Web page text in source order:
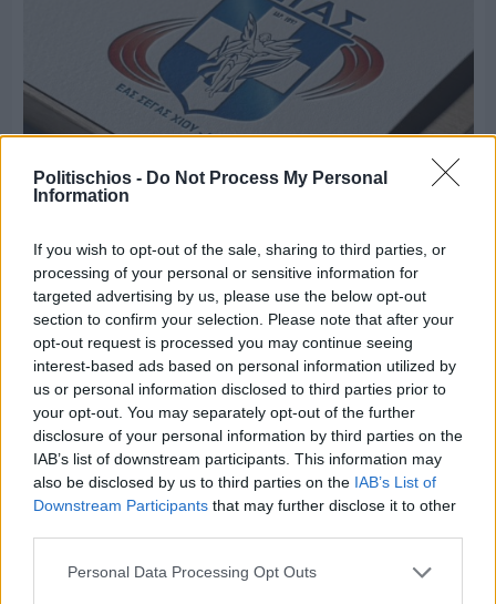
Politischios - Do Not Process My Personal
Information
If you wish to opt-out of the sale, sharing to third parties, or
processing of your personal or sensitive information for
targeted advertising by us, please use the below opt-out
section to confirm your selection. Please note that after your
opt-out request is processed you may continue seeing
interest-based ads based on personal information utilized by
us or personal information disclosed to third parties prior to
your opt-out. You may separately opt-out of the further
disclosure of your personal information by third parties on the
IAB’s list of downstream participants. This information may
also be disclosed by us to third parties on the IAB’s List of
Downstream Participants that may further disclose it to other
Personal Data Processing Opt Outs
Πριν 9 ημέρες
Τρίτος στη σφαιροβολία στη διεθνή συνάντηση
Ελλάδας–Κύπρου Κ18 ο Δημήτρης Τέλλιος